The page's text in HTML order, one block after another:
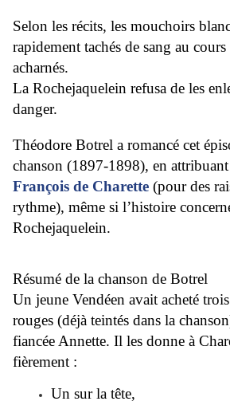
Selon les récits, les mouchoirs
rapidement tachés de sang au
acharnés.
La Rochejaquelein refusa de les
danger.
Théodore Botrel a romancé cet
chanson (1897-1898), en attribuant
François de Charette (pour des
rythme), même si l’histoire
Rochejaquelein.
Résumé de la chanson de Botrel
Un jeune Vendéen avait acheté
rouges (déjà teintés dans la
fiancée Annette. Il les donne à
fièrement :
Un sur la tête,